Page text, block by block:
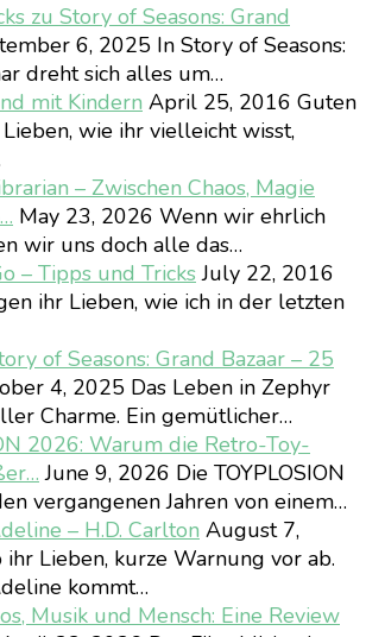
zu Story of Seasons: Grand
6, 2025 In Story of Seasons:
dreht sich alles um…
mit Kindern April 25, 2016 Guten
wie ihr vielleicht wisst,
– Zwischen Chaos, Magie
May 23, 2026 Wenn wir ehrlich
wir uns doch alle das…
– Tipps und TricksJuly 22, 2016
ihr Lieben, wie ich in der letzten
of Seasons: Grand Bazaar – 25
4, 2025 Das Leben in Zephyr
Charme. Ein gemütlicher…
2026: Warum die Retro-Toy-
June 9, 2026 Die TOYPLOSION
vergangenen Jahren von einem…
– H.D. Carlton August 7,
Lieben, kurze Warnung vor ab.
kommt…
Musik und Mensch: Eine Review